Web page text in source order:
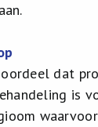
dat
is